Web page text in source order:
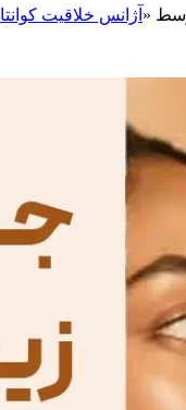
« آژانس خلاقیت کوانتا